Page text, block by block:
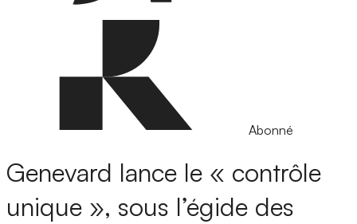
Abonné
Genevard lance le « contrôle
unique », sous l’égide des